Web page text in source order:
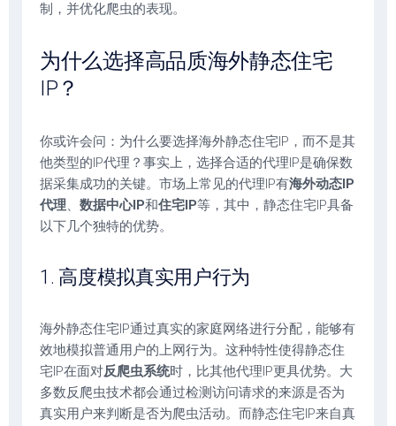
制，并优化爬虫的表现。
为什么选择高品质海外静态住宅
IP？
你或许会问：为什么要选择海外静态住宅IP，而不是其
他类型的IP代理？事实上，选择合适的代理IP是确保数
据采集成功的关键。市场上常见的代理IP有海外动态IP
代理、 数据中心IP和住宅IP等，其中，静态住宅IP具备
以下几个独特的优势。
1. 高度模拟真实用户行为
海外静态住宅IP通过真实的家庭网络进行分配，能够有
效地模拟普通用户的上网行为。这种特性使得静态住
宅IP在面对反爬虫系统时，比其他代理IP更具优势。大
多数反爬虫技术都会通过检测访问请求的来源是否为
真实用户来判断是否为爬虫活动。而静态住宅IP来自真